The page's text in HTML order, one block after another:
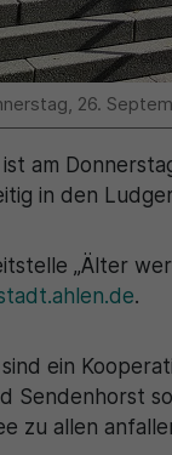
26.
am
in den
„Älter
.
ein
Sendenhorst
zu allen